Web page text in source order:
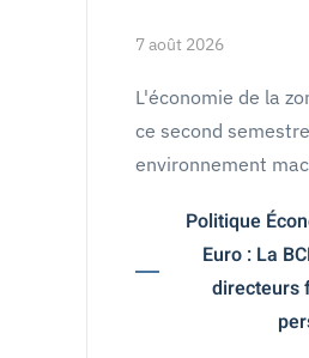
7 août 2026
L'économie de la
ce second
environnement
Politique
Euro : La
directeurs